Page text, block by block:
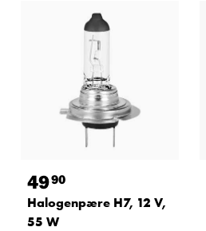
4990
Halogenpære H7, 12 V,
55 W